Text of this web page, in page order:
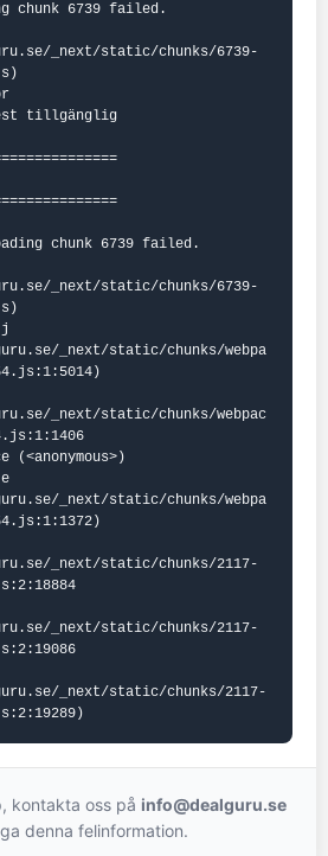
chunk 6739 failed.
_next/static/chunks/6739-
tillgänglig
chunk 6739 failed.
_next/static/chunks/6739-
_next/static/chunks/webpa
_next/static/chunks/webpac
_next/static/chunks/webpa
_next/static/chunks/2117-
_next/static/chunks/2117-
_next/static/chunks/2117-
kontakta oss på info@dealguru.se
denna felinformation.